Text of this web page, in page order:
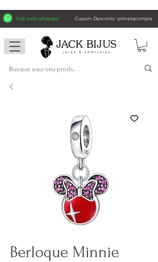
Fale pelo whatsapp Cupom Desconto: primeiracompra
Berloque Minnie